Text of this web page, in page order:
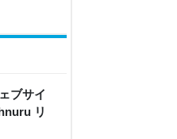
ブサイ
リ